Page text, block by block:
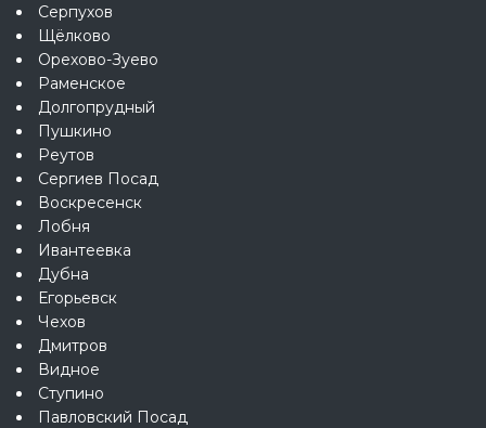
Серпухов
Щёлково
Орехово-Зуево
Раменское
Долгопрудный
Пушкино
Реутов
Сергиев Посад
Воскресенск
Лобня
Ивантеевка
Дубна
Егорьевск
Чехов
Дмитров
Видное
Ступино
Павловский Посад